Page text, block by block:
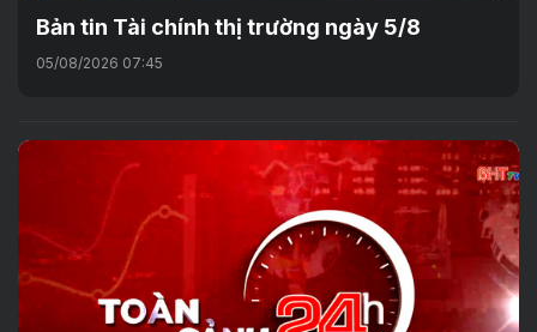
Bản tin Tài chính thị trường ngày 5/8
05/08/2026 07:45